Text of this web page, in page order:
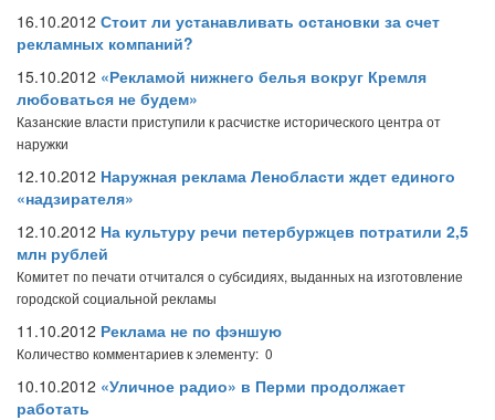
16.10.2012 Стоит ли устанавливать остановки за счет
рекламных компаний?
15.10.2012 «Рекламой нижнего белья вокруг Кремля
любоваться не будем»
Казанские власти приступили к расчистке исторического центра от
наружки
12.10.2012 Наружная реклама Ленобласти ждет единого
«надзирателя»
12.10.2012 На культуру речи петербуржцев потратили 2,5
млн рублей
Комитет по печати отчитался о субсидиях, выданных на изготовление
городской социальной рекламы
11.10.2012 Реклама не по фэншую
Количество комментариев к элементу: 0
10.10.2012 «Уличное радио» в Перми продолжает
работать